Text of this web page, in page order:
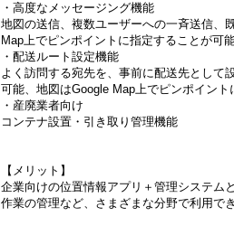
・高度なメッセージング機能
地図の送信、複数ユーザーへの一斉送信、
Map上でピンポイントに指定することが可
・配送ルート設定機能
よく訪問する宛先を、事前に配送先として
可能、地図はGoogle Map上でピンポイン
・産廃業者向け
コンテナ設置・引き取り管理機能
【メリット】
企業向けの位置情報アプリ＋管理システム
作業の管理など、さまざまな分野で利用でき